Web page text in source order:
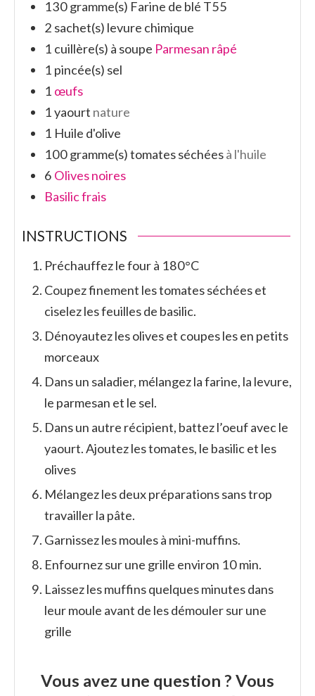
130gramme(s) Farine de blé T55
2 sachet(s) levure chimique
1 cuillère(s) à soupe Parmesan râpé
1 pincée(s) sel
1 œufs
1yaourt nature
1 Huile d'olive
100gramme(s)tomates séchéesà l'huile
6 Olives noires
Basilic frais
INSTRUCTIONS
Préchauffez le four à 180°C
Coupez finement les tomates séchées et
ciselez les feuilles de basilic.
Dénoyautez les olives et coupes les en petits
morceaux
Dans un saladier, mélangez la farine, la levure,
le parmesan et le sel.
Dans un autre récipient, battez l’oeuf avec le
yaourt. Ajoutez les tomates, le basilic et les
olives
Mélangez les deux préparations sans trop
travailler la pâte.
Garnissez les moules à mini-muffins.
Enfournez sur une grille environ 10 min.
Laissez les muffins quelques minutes dans
leur moule avant de les démouler sur une
grille
Vous avez une question ? Vous